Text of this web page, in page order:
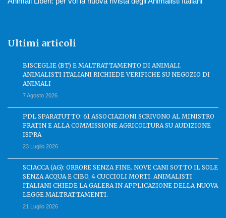
Ultimi articoli
BISCEGLIE (BT) E MALTRATTAMENTO DI ANIMALI.
ANIMALISTI ITALIANI RICHIEDE VERIFICHE SU NEGOZIO DI
ANIMALI
7 Agosto 2026
PDL SPARATUTTO: 61 ASSOCIAZIONI SCRIVONO AL MINISTRO
FRATIN E ALLA COMMISSIONE AGRICOLTURA SU AUDIZIONE
ISPRA
23 Luglio 2026
SCIACCA (AG): ORRORE SENZA FINE. NOVE CANI SOTTO IL SOLE
SENZA ACQUA E CIBO, 4 CUCCIOLI MORTI. ANIMALISTI
ITALIANI CHIEDE LA GALERA IN APPLICAZIONE DELLA NUOVA
LEGGE MALTRATTAMENTI.
21 Luglio 2026